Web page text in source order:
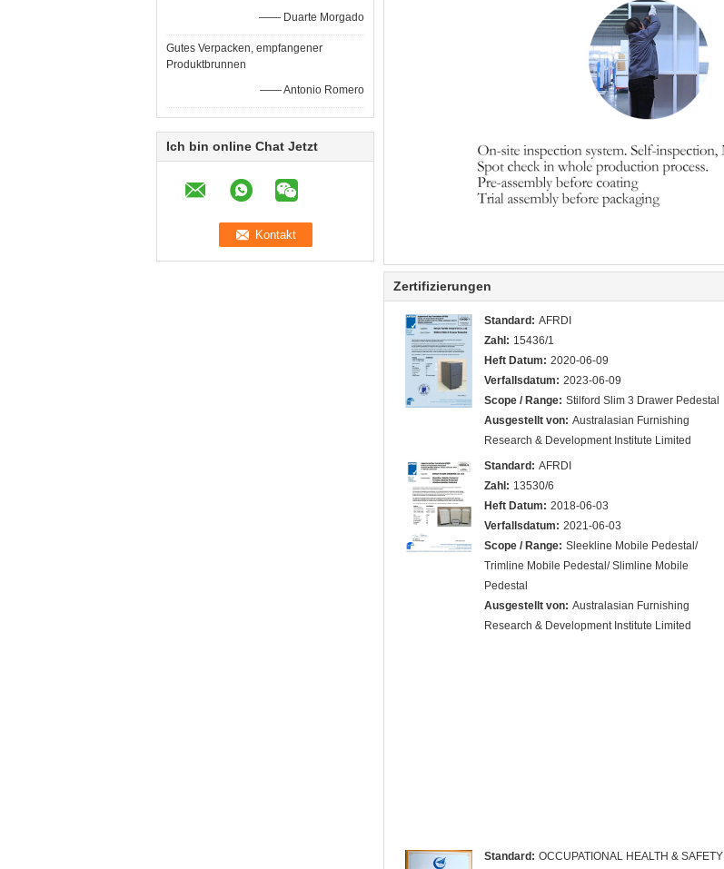
—— Duarte Morgado
Gutes Verpacken, empfangener
Produktbrunnen
—— Antonio Romero
Ich bin online Chat Jetzt
Zertifizierungen
Standard: AFRDI
Zahl: 15436/1
Heft Datum: 2020-06-09
Verfallsdatum: 2023-06-09
Scope / Range: Stilford Slim 3 Drawer Pedestal
Ausgestellt von: Australasian Furnishing
Research & Development Institute Limited
Standard: AFRDI
Zahl: 13530/6
Heft Datum: 2018-06-03
Verfallsdatum: 2021-06-03
Scope / Range: Sleekline Mobile Pedestal/
Trimline Mobile Pedestal/ Slimline Mobile
Pedestal
Ausgestellt von: Australasian Furnishing
Research & Development Institute Limited
Standard: OCCUPATIONAL HEALTH & SAFETY